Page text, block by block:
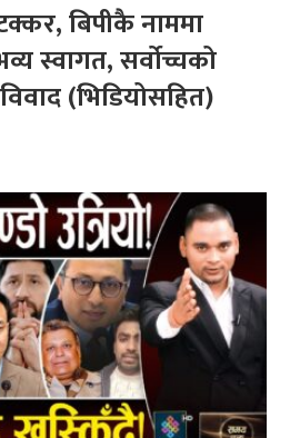
बिपीकै नाममा
स्वागत, सर्वोच्चको
(भिडियोसहित)